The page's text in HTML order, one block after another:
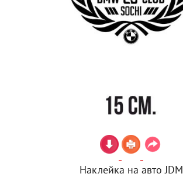
Наклейка на авто JDM